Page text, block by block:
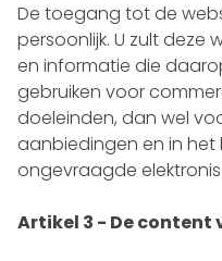
De toegang tot de
persoonlijk. U zult deze
en informatie die
gebruiken voor
doeleinden, dan wel
aanbiedingen en in het
ongevraagde
Artikel 3 - De content